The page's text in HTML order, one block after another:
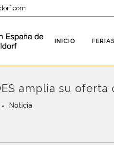
INICIO
amplia su oferta
Noticia